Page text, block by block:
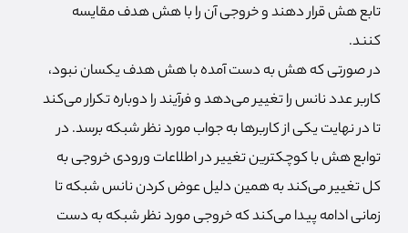
تابع هش قرار دهند و خروجی آن را با هش هدف مقایسه
کنند.
در صورتی که هش به دست آمده با هش هدف یکسان نبود،
کاربر عدد نانس را تغییر می‌دهد و فرآیند را دوباره تکرار می‌کند
تا در نهایت یکی از کاربرها به جواب مورد نظر شبکه برسد. در
توابع هش با کوچکترین تغییر در اطلاعات ورودی خروجی به
کل تغییر می‌کند به همین دلیل عوض کردن نانس شبکه تا
زمانی ادامه پیدا می‌کند که خروجی مورد نظر شبکه به دست